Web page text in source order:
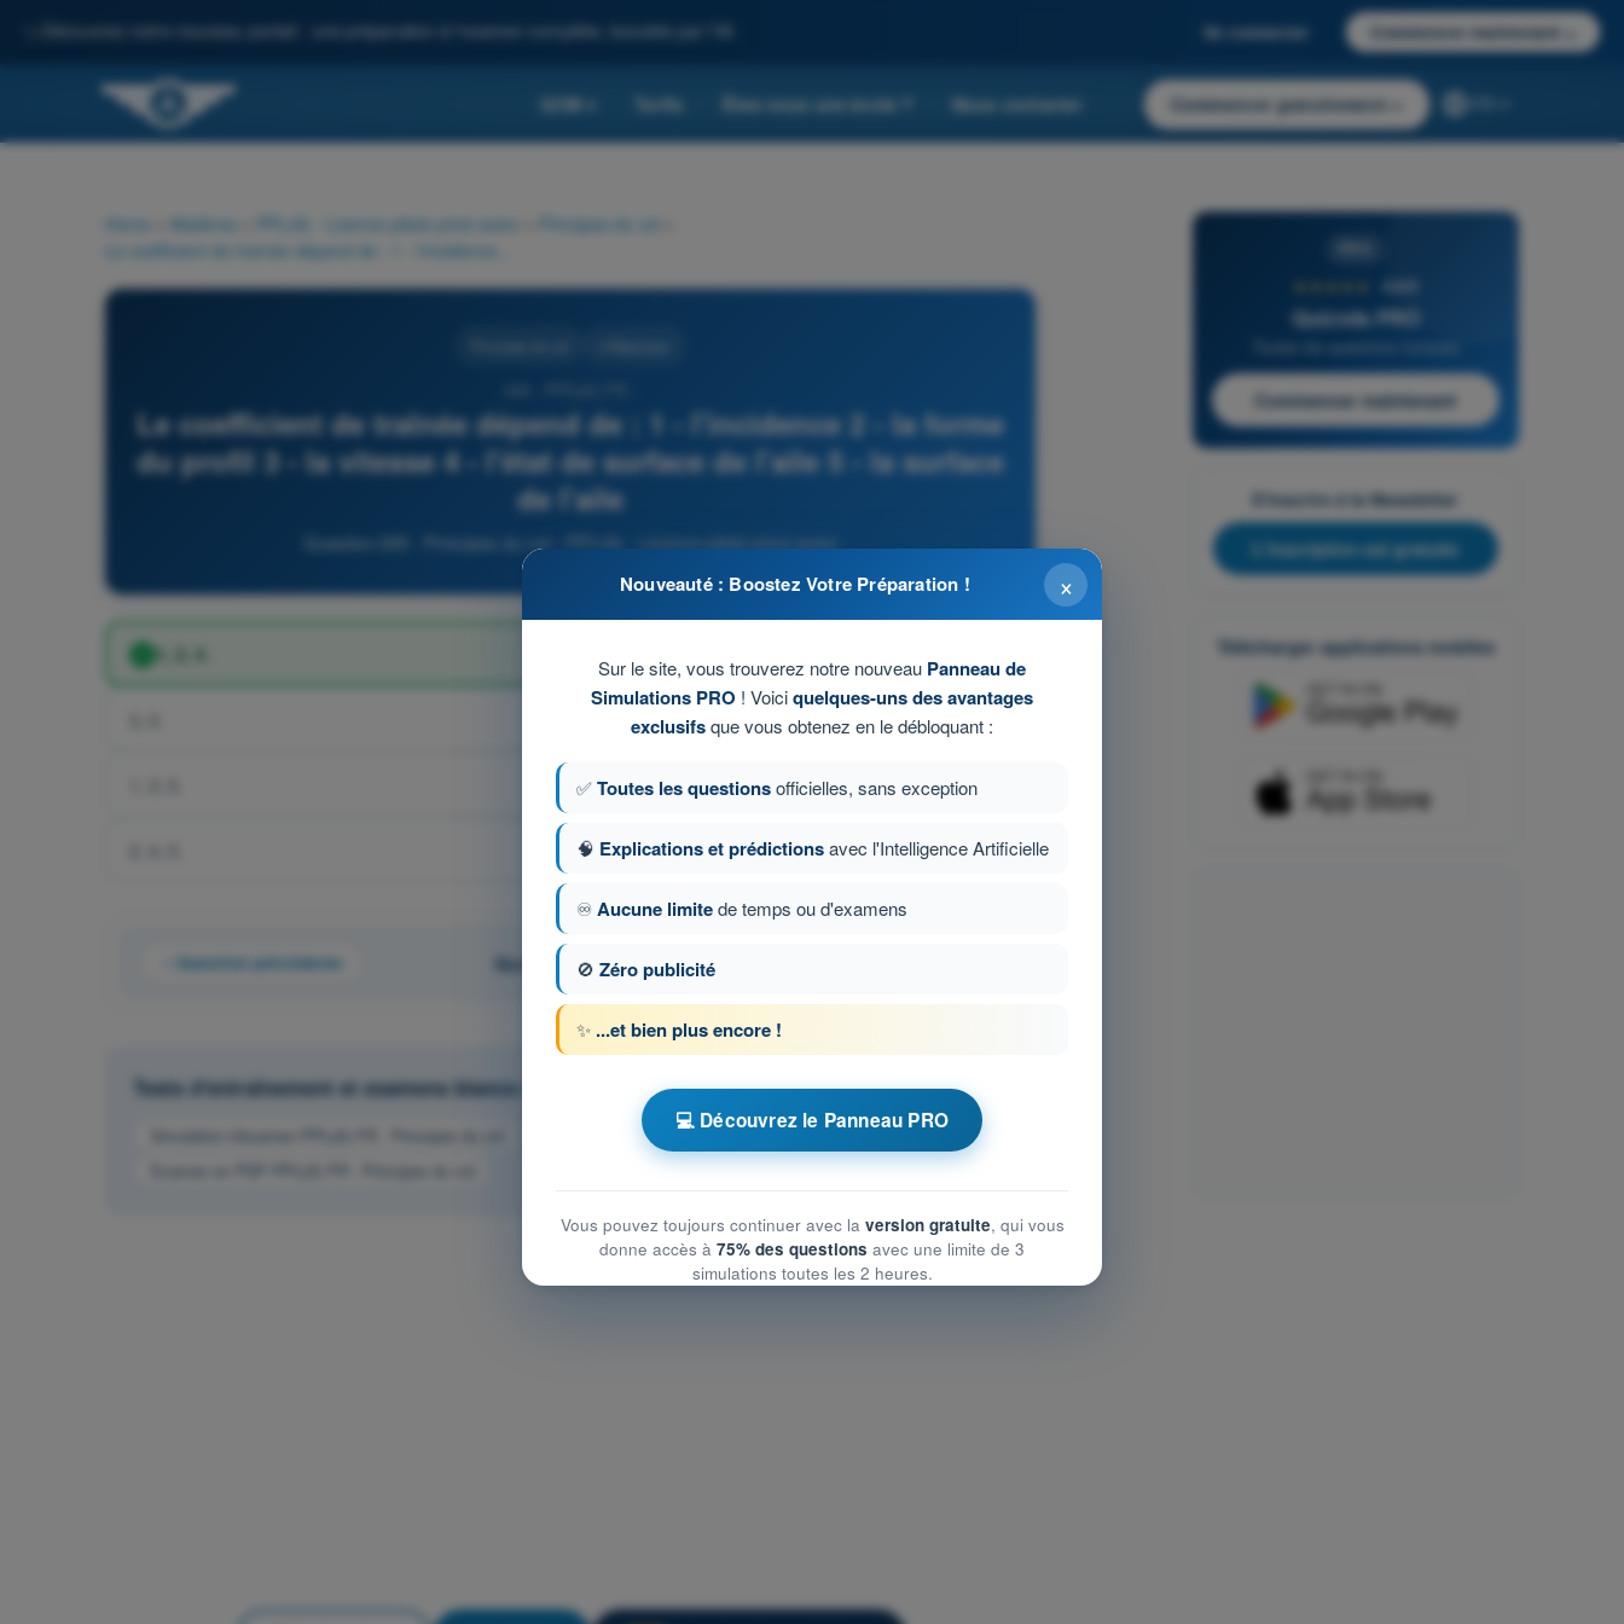
Découvrez notre nouveau portail : une préparation à l'examen complète, boostée par l'IA Se connecter Commencer maintenant
QCM Tarifs Êtes-vous une école ? Nous contacter Commencer gratuitement
Home Matières PPL(A) - Licence pilote privé avion Principes du vol
Le coefficient de traînée dépend de : 1 - l'incidence 2 - la forme
du profil 3 - la vitesse 4 - l'état de surface de l'aile 5 - la surface
de l'aile
Question 200 - Principes du vol - PPL(A) - Licence pilote privé avion
1, 2, 4.
Question précédente Question 78 sur 213
Tests d'entraînement et examens blancs chronométrés PPL(A) - Licence pilote privé avion
QCM d'Entraînement PPL(A) FR - Principes du vol
4,6/5
Quizvds PRO
Commencer maintenant
S'inscrire à la Newsletter
L'inscription est gratuite
Télécharger applications mobiles
×
Nouveauté : Boostez Votre Préparation !
Sur le site, vous trouverez notre nouveau Panneau de
Simulations PRO ! Voiciquelques-uns des avantages
exclusifsque vous obtenez en le débloquant :
✅Toutes les questionsofficielles, sans exception
🧠 Explications et prédictionsavec l'Intelligence Artificielle
♾️Aucune limitede temps ou d'examens
🚫 Zéro publicité
✨ ...et bien plus encore !
💻 Découvrez le Panneau PRO
Vous pouvez toujours continuer avec la version gratuite, qui vous
donne accès à 75% des questions avec une limite de 3
simulations toutes les 2 heures.